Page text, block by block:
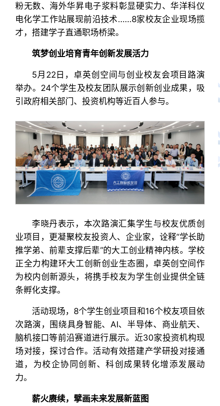
粉无数、海外华昇电子浆料彰显硬实力、华洋科仪
电化学工作站展现前沿技术……8家校友企业现场揽
才，搭建学子直通职场桥梁。
筑梦创业培育青年创新发展活力
5月22日，卓英创空间与创业校友会项目路演
举办。24个学生及校友团队展示创新创业成果，吸
引政府相关部门、投资机构等近百人参与。
李晓丹表示，本次路演汇集学生与校友优质创
业项目，更凝聚校友投资人、企业家，诠释“学长助
推学弟、前辈支撑后辈”的大工创业精神内核。学校
正全力构建环大工创新创业生态圈，卓英创空间作
为校内创新源头，将携手校友为学生创业提供全链
条孵化支撑。
活动现场，8个学生创业项目和16个校友项目依
次路演，围绕具身智能、AI、半导体、商业航天、
脑机接口等前沿赛道进行展示。近30家投资机构现
场对接，探讨合作。活动有效搭建产学研投对接通
道，为校企协同创新、科创成果转化增添发展动
力。
薪火赓续，擘画未来发展新蓝图